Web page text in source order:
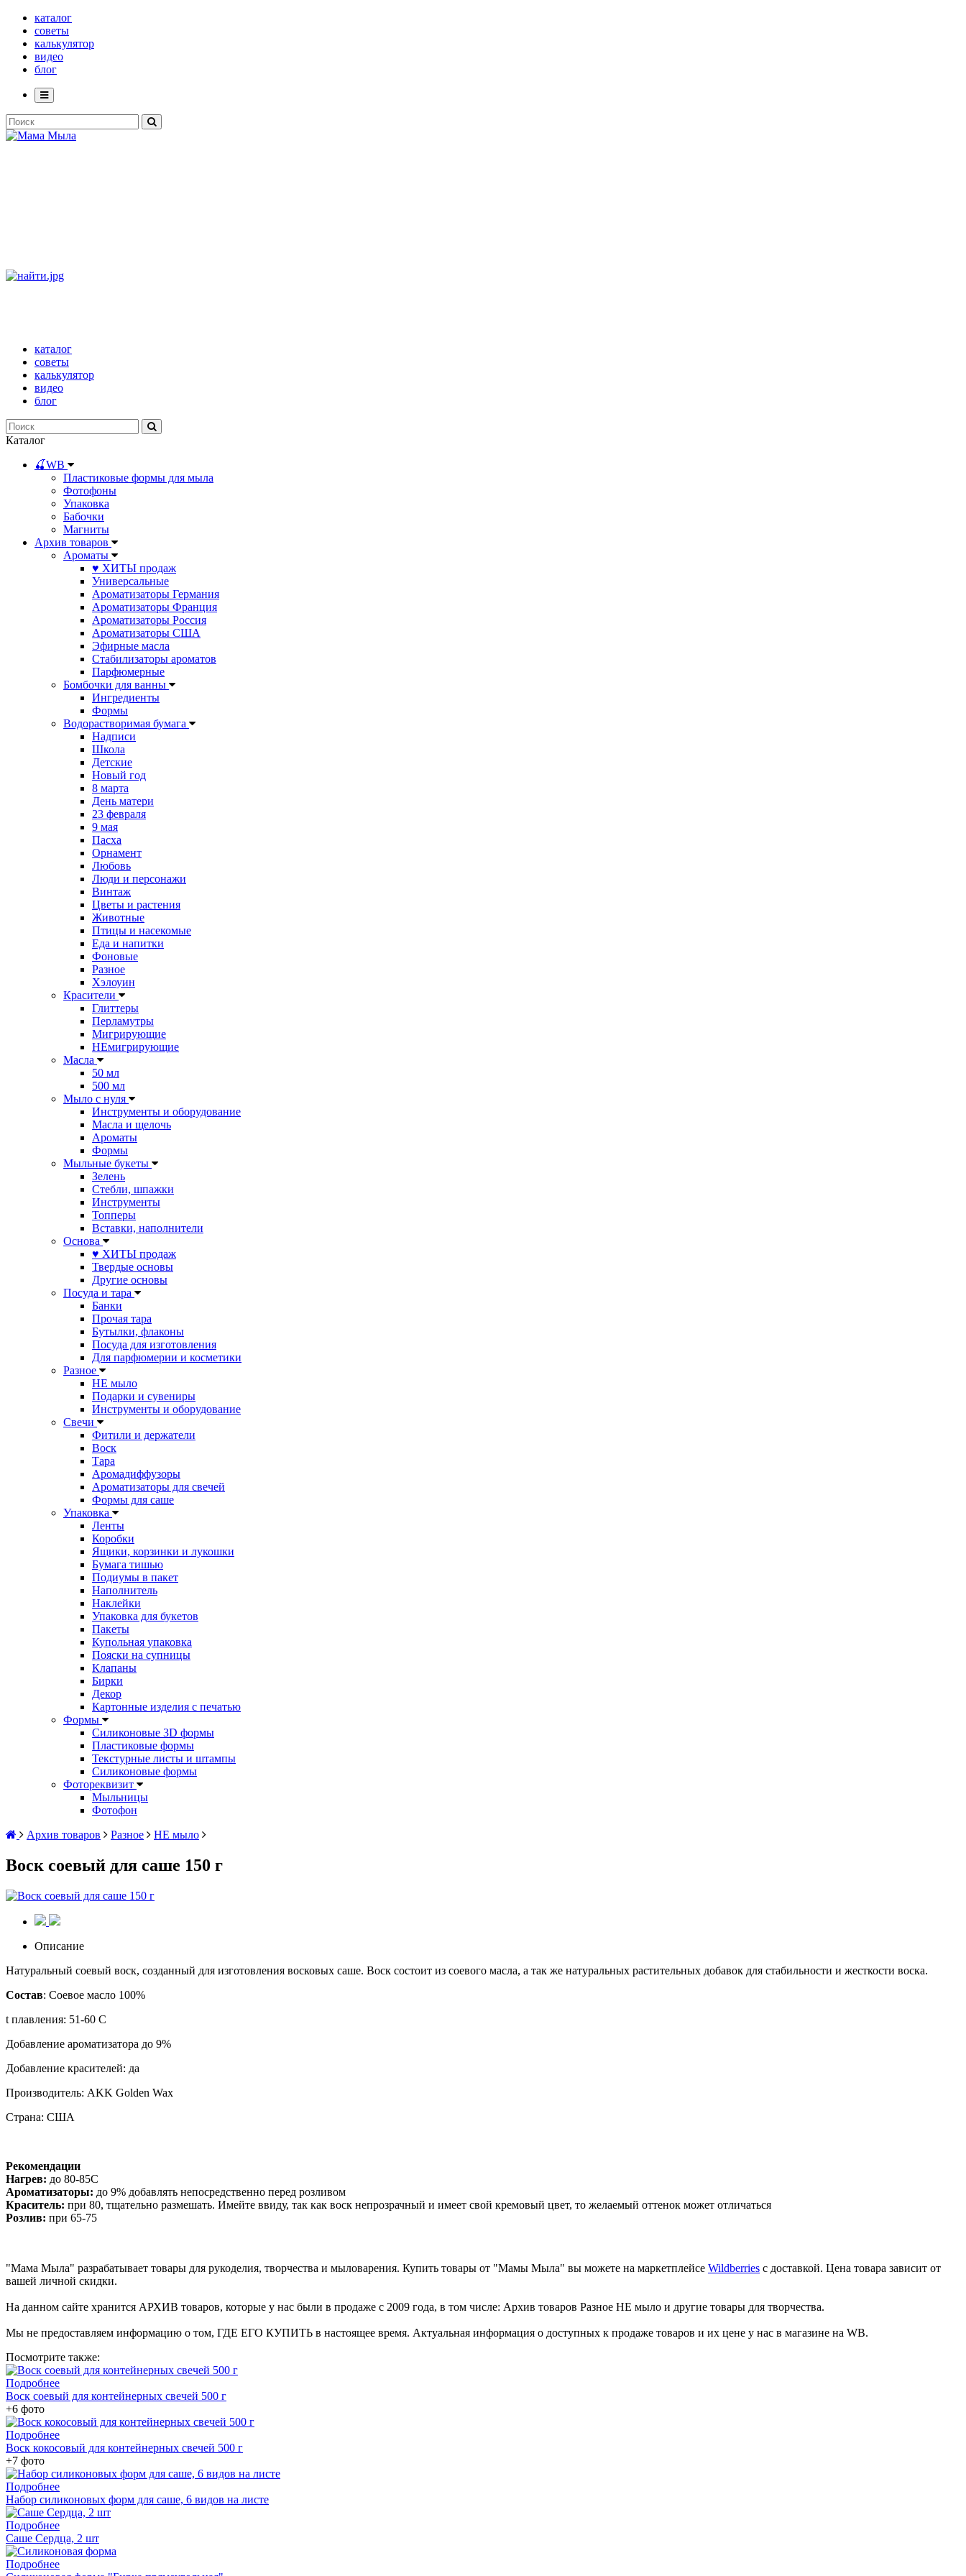
каталог
советы
калькулятор
видео
блог
каталог
советы
калькулятор
видео
блог
Каталог
🍒WB
Пластиковые формы для мыла
Фотофоны
Упаковка
Бабочки
Магниты
Архив товаров
Ароматы
♥ ХИТЫ продаж
Универсальные
Ароматизаторы Германия
Ароматизаторы Франция
Ароматизаторы Россия
Ароматизаторы США
Эфирные масла
Стабилизаторы ароматов
Парфюмерные
Бомбочки для ванны
Ингредиенты
Формы
Водорастворимая бумага
Надписи
Школа
Детские
Новый год
8 марта
День матери
23 февраля
9 мая
Пасха
Орнамент
Любовь
Люди и персонажи
Винтаж
Цветы и растения
Животные
Птицы и насекомые
Еда и напитки
Фоновые
Разное
Хэлоуин
Красители
Глиттеры
Перламутры
Мигрирующие
НЕмигрирующие
Масла
50 мл
500 мл
Мыло с нуля
Инструменты и оборудование
Масла и щелочь
Ароматы
Формы
Мыльные букеты
Зелень
Стебли, шпажки
Инструменты
Топперы
Вставки, наполнители
Основа
♥ ХИТЫ продаж
Твердые основы
Другие основы
Посуда и тара
Банки
Прочая тара
Бутылки, флаконы
Посуда для изготовления
Для парфюмерии и косметики
Разное
НЕ мыло
Подарки и сувениры
Инструменты и оборудование
Свечи
Фитили и держатели
Воск
Тара
Аромадиффузоры
Ароматизаторы для свечей
Формы для саше
Упаковка
Ленты
Коробки
Ящики, корзинки и лукошки
Бумага тишью
Подиумы в пакет
Наполнитель
Наклейки
Упаковка для букетов
Пакеты
Купольная упаковка
Пояски на супницы
Клапаны
Бирки
Декор
Картонные изделия с печатью
Формы
Силиконовые 3D формы
Пластиковые формы
Текстурные листы и штампы
Силиконовые формы
Фотореквизит
Мыльницы
Фотофон
Архив товаров
Разное НЕ мыло
Воск соевый для саше 150 г
Описание
Натуральный соевый воск, созданный для изготовления восковых саше. Воск состоит из соевого масла, а так же натуральных растительных добавок для стабильности и жесткости воска.
Состав: Соевое масло 100%
t плавления: 51-60 C
Добавление ароматизатора до 9%
Добавление красителей: да
Производитель: AKK Golden Wax
Страна: США
Рекомендации
Нагрев: до 80-85С
Ароматизаторы: до 9% добавлять непосредственно перед розливом
Краситель: при 80, тщательно размешать. Имейте ввиду, так как воск непрозрачный и имеет свой кремовый цвет, то желаемый оттенок может отличаться
Розлив: при 65-75
"Мама Мыла" разрабатывает товары для рукоделия, творчества и мыловарения. Купить товары от "Мамы Мыла" вы можете на маркетплейсе Wildberries с доставкой. Цена товара зависит от
вашей личной скидки.
На данном сайте хранится АРХИВ товаров, которые у нас были в продаже с 2009 года, в том числе: Архив товаров Разное НЕ мыло и другие товары для творчества.
Мы не предоставляем информацию о том, ГДЕ ЕГО КУПИТЬ в настоящее время. Актуальная информация о доступных к продаже товаров и их цене у нас в магазине на WB.
Посмотрите также:
Подробнее
Воск соевый для контейнерных свечей 500 г
+6 фото
Подробнее
Воск кокосовый для контейнерных свечей 500 г
+7 фото
Подробнее
Набор силиконовых форм для саше, 6 видов на листе
Подробнее
Саше Сердца, 2 шт
Подробнее